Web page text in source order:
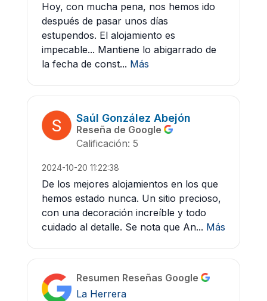
Hoy, con mucha pena, nos hemos ido
después de pasar unos días
estupendos. El alojamiento es
impecable... Mantiene lo abigarrado de
la fecha de const... Más
Saúl González Abejón
Reseña de Google
Calificación: 5
2024-10-20 11:22:38
De los mejores alojamientos en los que
hemos estado nunca. Un sitio precioso,
con una decoración increíble y todo
cuidado al detalle. Se nota que An... Más
Resumen Reseñas Google
La Herrera